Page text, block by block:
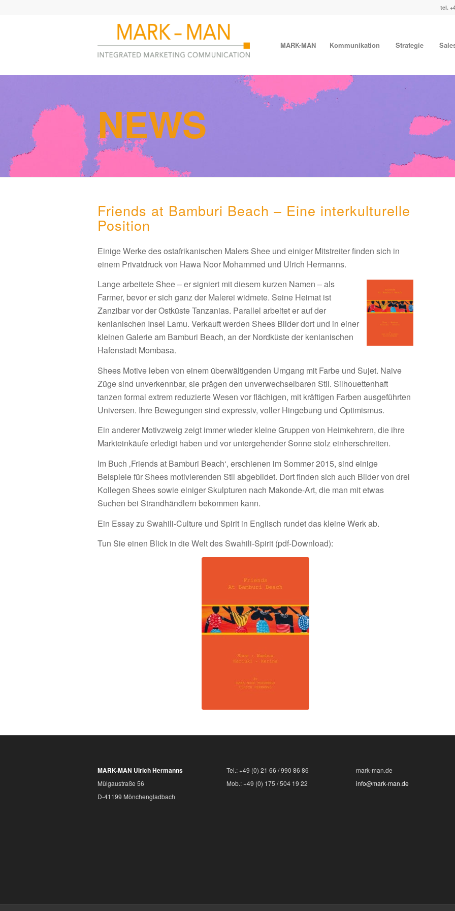
tel.
MARK-MAN Kommunikation Strategie
NEWS
Friends at Bamburi Beach – Eine interkulturelle
Position
Einige Werke des ostafrikanischen Malers Shee und einiger Mitstreiter finden sich in
einem Privatdruck von Hawa Noor Mohammed und Ulrich Hermanns.
Lange arbeitete Shee – er signiert mit diesem kurzen Namen – als
Farmer, bevor er sich ganz der Malerei widmete. Seine Heimat ist
Zanzibar vor der Ostküste Tanzanias. Parallel arbeitet er auf der
kenianischen Insel Lamu. Verkauft werden Shees Bilder dort und in einer
kleinen Galerie am Bamburi Beach, an der Nordküste der kenianischen
Hafenstadt Mombasa.
Shees Motive leben von einem überwältigenden Umgang mit Farbe und Sujet. Naive
Züge sind unverkennbar, sie prägen den unverwechselbaren Stil. Silhouettenhaft
tanzen formal extrem reduzierte Wesen vor flächigen, mit kräftigen Farben ausgeführten
Universen. Ihre Bewegungen sind expressiv, voller Hingebung und Optimismus.
Ein anderer Motivzweig zeigt immer wieder kleine Gruppen von Heimkehrern, die ihre
Markteinkäufe erledigt haben und vor untergehender Sonne stolz einherschreiten.
Im Buch ‚Friends at Bamburi Beach‘, erschienen im Sommer 2015, sind einige
Beispiele für Shees motivierenden Stil abgebildet. Dort finden sich auch Bilder von drei
Kollegen Shees sowie einiger Skulpturen nach Makonde-Art, die man mit etwas
Suchen bei Strandhändlern bekommen kann.
Ein Essay zu Swahili-Culture und Spirit in Englisch rundet das kleine Werk ab.
Tun Sie einen Blick in die Welt des Swahili-Spirit (pdf-Download):
MARK-MAN Ulrich Hermanns
Mülgaustraße 56
D-41199 Mönchengladbach
Tel.: +49 (0) 21 66 / 990 86 86
Mob.: +49 (0) 175 / 504 19 22
mark-man.de
info@mark-man.de